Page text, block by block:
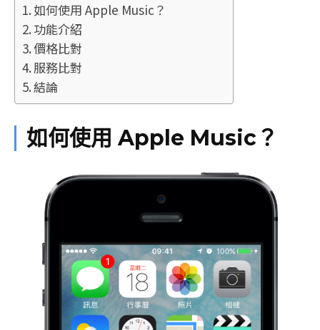
如何使用 Apple Music？
功能介紹
價格比對
服務比對
結論
如何使用 Apple Music？